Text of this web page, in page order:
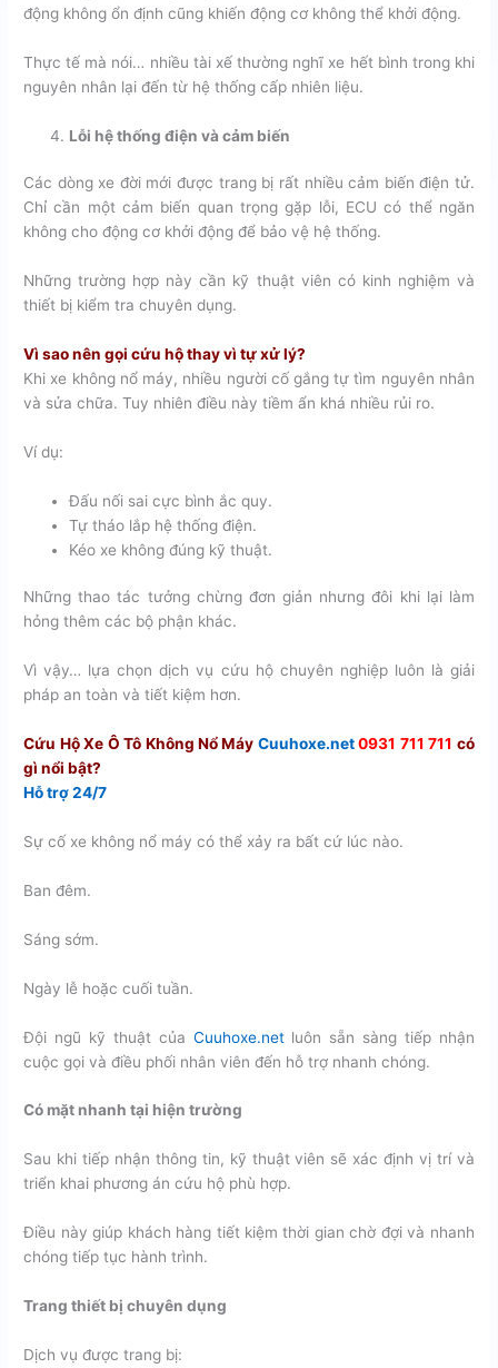
động không ổn định cũng khiến động cơ không thể khởi động.
Thực tế mà nói… nhiều tài xế thường nghĩ xe hết bình trong khi
nguyên nhân lại đến từ hệ thống cấp nhiên liệu.
Lỗi hệ thống điện và cảm biến
Các dòng xe đời mới được trang bị rất nhiều cảm biến điện tử.
Chỉ cần một cảm biến quan trọng gặp lỗi, ECU có thể ngăn
không cho động cơ khởi động để bảo vệ hệ thống.
Những trường hợp này cần kỹ thuật viên có kinh nghiệm và
thiết bị kiểm tra chuyên dụng.
Vì sao nên gọi cứu hộ thay vì tự xử lý?
Khi xe không nổ máy, nhiều người cố gắng tự tìm nguyên nhân
và sửa chữa. Tuy nhiên điều này tiềm ẩn khá nhiều rủi ro.
Ví dụ:
Đấu nối sai cực bình ắc quy.
Tự tháo lắp hệ thống điện.
Kéo xe không đúng kỹ thuật.
Những thao tác tưởng chừng đơn giản nhưng đôi khi lại làm
hỏng thêm các bộ phận khác.
Vì vậy… lựa chọn dịch vụ cứu hộ chuyên nghiệp luôn là giải
pháp an toàn và tiết kiệm hơn.
Cứu Hộ Xe Ô Tô Không Nổ Máy Cuuhoxe.net 0931 711 711 có
gì nổi bật?
Hỗ trợ 24/7
Sự cố xe không nổ máy có thể xảy ra bất cứ lúc nào.
Ban đêm.
Sáng sớm.
Ngày lễ hoặc cuối tuần.
Đội ngũ kỹ thuật của Cuuhoxe.netluôn sẵn sàng tiếp nhận
cuộc gọi và điều phối nhân viên đến hỗ trợ nhanh chóng.
Có mặt nhanh tại hiện trường
Sau khi tiếp nhận thông tin, kỹ thuật viên sẽ xác định vị trí và
triển khai phương án cứu hộ phù hợp.
Điều này giúp khách hàng tiết kiệm thời gian chờ đợi và nhanh
chóng tiếp tục hành trình.
Trang thiết bị chuyên dụng
Dịch vụ được trang bị: